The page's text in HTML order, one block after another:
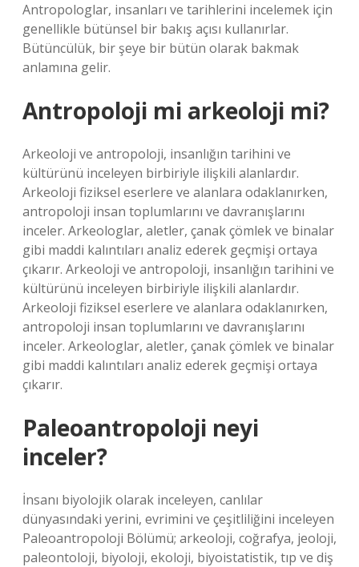
Antropologlar, insanları ve tarihlerini incelemek için
genellikle bütünsel bir bakış açısı kullanırlar.
Bütüncülük, bir şeye bir bütün olarak bakmak
anlamına gelir.
Antropoloji mi arkeoloji mi?
Arkeoloji ve antropoloji, insanlığın tarihini ve
kültürünü inceleyen birbiriyle ilişkili alanlardır.
Arkeoloji fiziksel eserlere ve alanlara odaklanırken,
antropoloji insan toplumlarını ve davranışlarını
inceler. Arkeologlar, aletler, çanak çömlek ve binalar
gibi maddi kalıntıları analiz ederek geçmişi ortaya
çıkarır. Arkeoloji ve antropoloji, insanlığın tarihini ve
kültürünü inceleyen birbiriyle ilişkili alanlardır.
Arkeoloji fiziksel eserlere ve alanlara odaklanırken,
antropoloji insan toplumlarını ve davranışlarını
inceler. Arkeologlar, aletler, çanak çömlek ve binalar
gibi maddi kalıntıları analiz ederek geçmişi ortaya
çıkarır.
Paleoantropoloji neyi
inceler?
İnsanı biyolojik olarak inceleyen, canlılar
dünyasındaki yerini, evrimini ve çeşitliliğini inceleyen
Paleoantropoloji Bölümü; arkeoloji, coğrafya, jeoloji,
paleontoloji, biyoloji, ekoloji, biyoistatistik, tıp ve diş